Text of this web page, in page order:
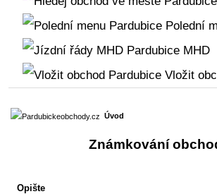
Polední
MHD
Vložit
Úvod
Známkování
Opište